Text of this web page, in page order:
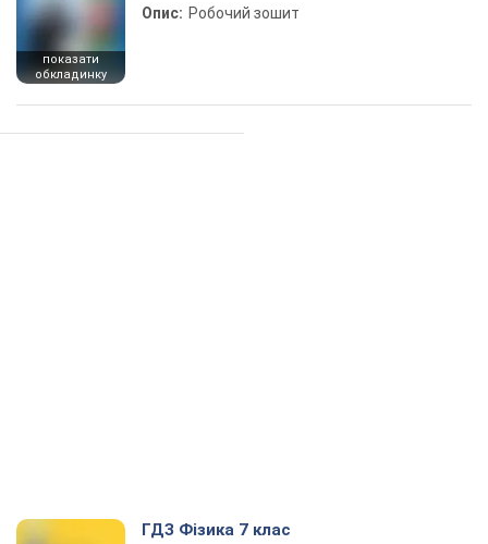
показати
обкладинку
Опис: Робочий зошит
ГДЗ Фізика 7 клас